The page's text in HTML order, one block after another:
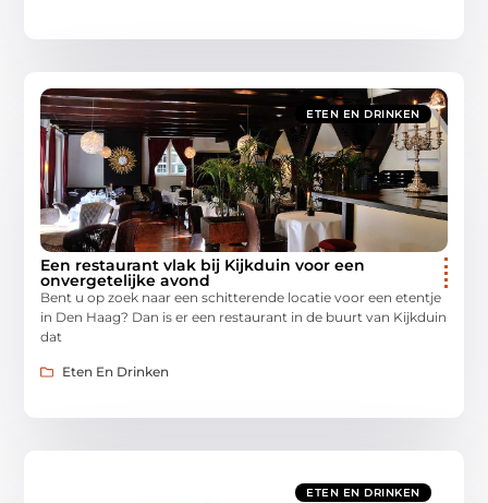
ETEN EN DRINKEN
Een restaurant vlak bij Kijkduin voor een
onvergetelijke avond
Bent u op zoek naar een schitterende locatie voor een etentje
in Den Haag? Dan is er een restaurant in de buurt van Kijkduin
dat
Eten En Drinken
ETEN EN DRINKEN